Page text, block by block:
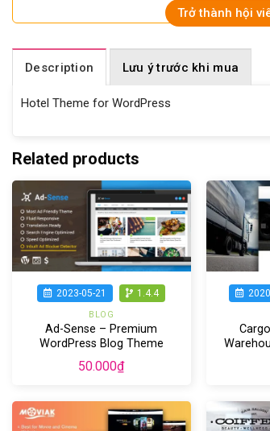
Trở thành hội
Description Lưu ý trước khi mua
Hotel Theme for WordPress
Related products
2023-05-21 1.4.4
BLOG
Ad-Sense – Premium
WordPress Blog Theme
50.000₫